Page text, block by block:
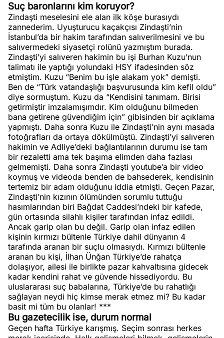
Suç baronlarını kim koruyor?
Zindaşti meselesini ele alan ilk köşe burasıydı
zannederim. Uyuşturucu kaçakçısı Zindaşti’nin
İstanbul’da bir hakim tarafından salıverilmesini ve bu
salıvermedeki siyasetçi rolünü yazmıştım burada.
Zindaşti’yi salıveren hakimin bu işi Burhan Kuzu’nun
talimatı ile yaptığı yolundaki HSY ifadesinden söz
etmiştim. Kuzu “Benim bu işle alakam yok” demişti.
Ben de “Türk vatandaşlığı başvurusunda kim kefil oldu”
diye sormuştum. Kuzu da “Kendisini tanımam. Birisi
getirmiştir imzalamışımdır. Kim olduğunu bilmeden
bana getirene güvendiğim için” gibisinden bir açıklama
yapmıştı. Daha sonra Kuzu ile Zindaşti’nin aynı masada
fotoğrafları da ortaya dökülmüştü. Zindaşti’yi salıveren
hakimin ve Adliye’deki bağlantılarının durumu ise tam
bir rezaletti ama tek başıma elimden daha fazlası
gelmemişti. Daha sonra Zindaşti youtube’a bir video
koymuş ve videoda benden de bahsederek, kendisinin
tertemiz bir adam olduğunu iddia etmişti. Geçen Pazar,
Zindaşti’nin kızının ölümünden sorumlu tuttuğu
hasımlarından biri Bağdat Caddesi’ndeki bir kafede,
gün ortasında silahlı kişiler tarafından infaz edildi.
Ancak garip olan bu değil. Garip olan infaz edilen
kişinin kırmızı bültenle Türkiye dahil dünyanın 4
tarafında aranan bir suçlu olmasıydı. Kırmızı bültenle
aranan bu kişi, İlhan Ünğan Türkiye’de rahatça
dolaşıyor, ailesi ile birlikte pazar kahvaltısına gidecek
kadar kendini rahat ve güvende hissediyordu. Bu
uluslararası suç babalarına, Türkiye’de bu rahatlığı
sağlayan neydi hiç kimse merak etmez mi? Bu kadar
basit mi tüm bu olanlar! ***
Bu gazetecilik ise, durum normal
Geçen hafta Türkiye karışmış. Seçim sonrası herkes